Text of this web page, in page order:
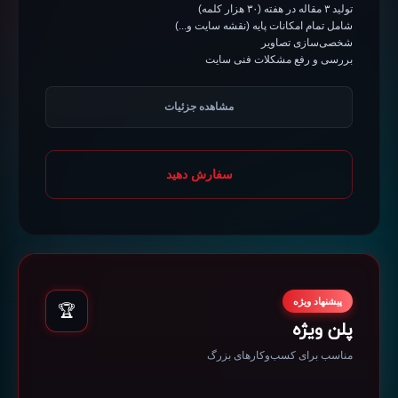
تولید ۳ مقاله در هفته (۳۰ هزار کلمه)
شامل تمام امکانات پایه (نقشه سایت و...)
شخصی‌سازی تصاویر
بررسی و رفع مشکلات فنی سایت
تولید محتوا برای صفحات هدف
بررسی و تحلیل وضعیت ایندکس
بررسی و تحلیل سرچ کنسول
ارائه پلن سئو خارجی
اصلاح اسکیماها و تگ‌های تاثیرگذار
بهبود سرعت بارگذاری صفحات
مشاهده جزئیات
سفارش دهید
پیشنهاد ویژه
پلن ویژه
مناسب برای کسب‌وکارهای بزرگ
🏆